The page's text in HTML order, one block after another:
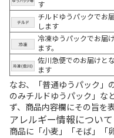
す
チルドゆうパックでお
します
冷凍ゆうパックでお届
ます。
佐川急便でのお届けと
ます
なお、「普通ゆうパック」
のみチルドゆうパック」な
ず、商品内容欄にその旨を
アレルギー情報について
商品に「小麦」「そば」「